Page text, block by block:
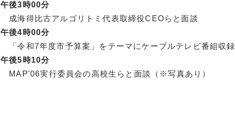
午後3時00分
成海得比古アルゴリトミ代表取締役CEOらと面談
午後4時00分
「令和7年度市予算案」をテーマにケーブルテレビ番組収録
午後5時10分
MAP'06実行委員会の高校生らと面談（※写真あり）